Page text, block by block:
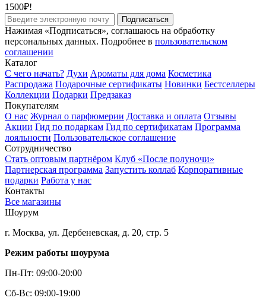
1500₽!
Подписаться
Нажимая «Подписаться», соглашаюсь на обработку
персональных данных. Подробнее в пользовательском
соглашении
Каталог
С чего начать? Духи Ароматы для дома Косметика
Распродажа Подарочные сертификаты Новинки Бестселлеры
Коллекции Подарки Предзаказ
Покупателям
О нас Журнал о парфюмерии Доставка и оплата Отзывы
Акции Гид по подаркам Гид по сертификатам Программа
лояльности Пользовательское соглашение
Сотрудничество
Стать оптовым партнёром Клуб «После полуночи»
Партнерская программа Запустить коллаб Корпоративные
подарки Работа у нас
Контакты
Все магазины
Шоурум
г. Москва, ул. Дербеневская, д. 20, стр. 5
Режим работы шоурума
Пн-Пт: 09:00-20:00
Сб-Вс: 09:00-19:00